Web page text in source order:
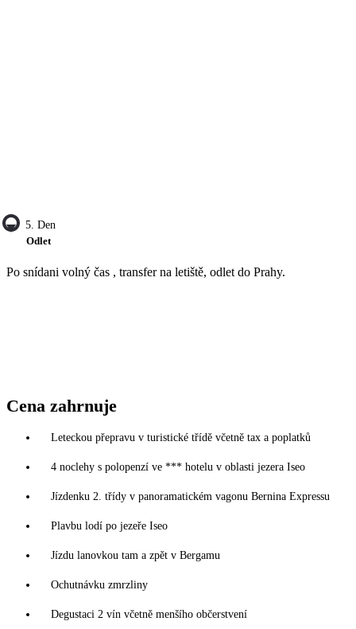
5. Den
Odlet
Po snídani volný čas , transfer na letiště, odlet do Prahy.
Cena zahrnuje
Leteckou přepravu v turistické třídě včetně tax a poplatků
4 noclehy s polopenzí ve *** hotelu v oblasti jezera Iseo
Jízdenku 2. třídy v panoramatickém vagonu Bernina Expressu
Plavbu lodí po jezeře Iseo
Jízdu lanovkou tam a zpět v Bergamu
Ochutnávku zmrzliny
Degustaci 2 vín včetně menšího občerstvení